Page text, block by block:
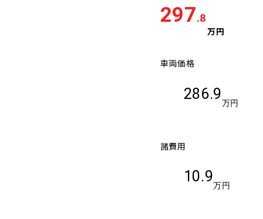
297.8
万円
車両価格
286.9
万円
諸費用
10.9
万円